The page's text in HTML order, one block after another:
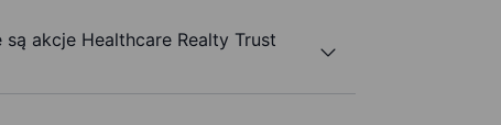
akcje Healthcare Realty Trust